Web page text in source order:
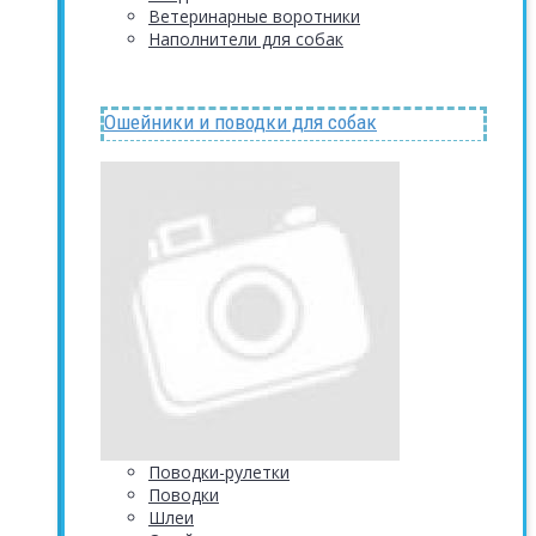
Ветеринарные воротники
Наполнители для собак
Ошейники и поводки для собак
Поводки-рулетки
Поводки
Шлеи